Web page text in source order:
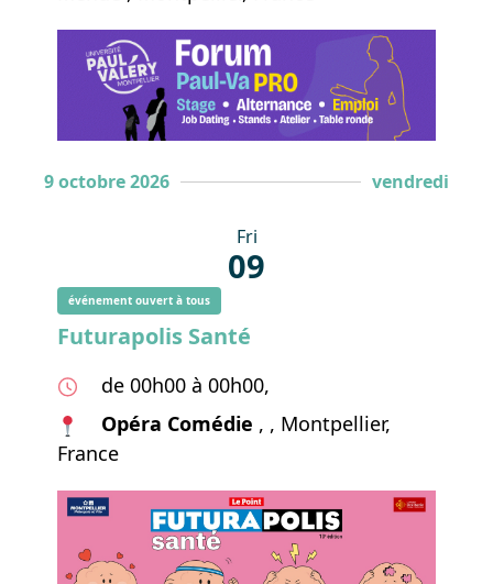
9 octobre 2026 vendredi
Fri
09
événement ouvert à tous
Futurapolis Santé
de 00h00 à 00h00,
Opéra Comédie , , Montpellier,
France